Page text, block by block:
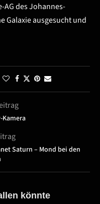
des Johannes-
Galaxie ausgesucht und
Kamera
Saturn – Mond bei den
könnte